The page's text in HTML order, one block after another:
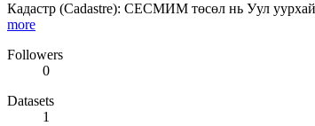
Кадастр (Cadastre): СЕСМИМ төсөл нь Уул
more
Followers
0
Datasets
1